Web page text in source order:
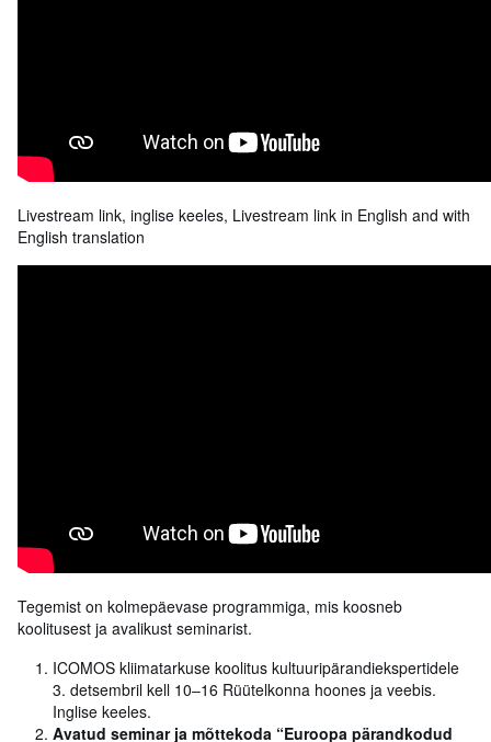
Livestream link, inglise keeles, Livestream link in English and with
English translation
Tegemist on kolmepäevase programmiga, mis koosneb
koolitusest ja avalikust seminarist.
ICOMOS kliimatarkuse koolitus kultuuripärandiekspertidele
3. detsembril kell 10‒16 Rüütelkonna hoones ja veebis.
Inglise keeles.
Avatud seminar ja mõttekoda “Euroopa pärandkodud